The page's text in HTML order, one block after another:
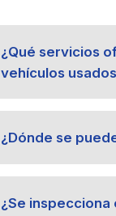
¿Qué servicios
vehículos
¿Dónde se
¿Se